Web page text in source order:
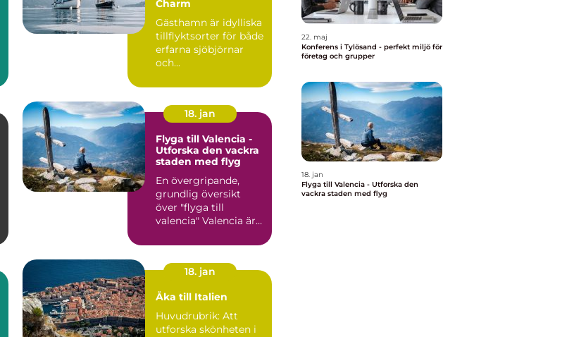
Charm
Gästhamn är idylliska
tillflyktsorter för både
erfarna sjöbjörnar
och...
18. jan
Flyga till Valencia -
Utforska den vackra
staden med flyg
En övergripande,
grundlig översikt
över "flyga till
valencia" Valencia är
s...
18. jan
Åka till Italien
Huvudrubrik: Att
utforska skönheten i
22. maj
Konferens i Tylösand - perfekt miljö för
företag och grupper
18. jan
Flyga till Valencia - Utforska den
vackra staden med flyg